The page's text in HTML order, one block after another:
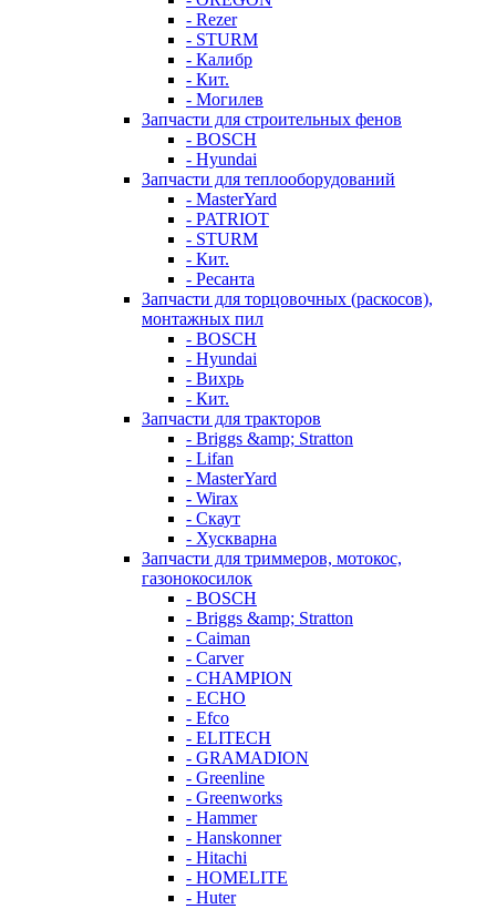
- Rezer
- STURM
- Калибр
- Кит.
- Могилев
Запчасти для строительных фенов
- BOSCH
- Hyundai
Запчасти для теплооборудований
- MasterYard
- PATRIOT
- STURM
- Кит.
- Ресанта
Запчасти для торцовочных (раскосов),
монтажных пил
- BOSCH
- Hyundai
- Вихрь
- Кит.
Запчасти для тракторов
- Briggs &amp; Stratton
- Lifan
- MasterYard
- Wirax
- Скаут
- Хускварна
Запчасти для триммеров, мотокос,
газонокосилок
- BOSCH
- Briggs &amp; Stratton
- Caiman
- Carver
- CHAMPION
- ECHO
- Efco
- ELITECH
- GRAMADION
- Greenline
- Greenworks
- Hammer
- Hanskonner
- Hitachi
- HOMELITE
- Huter